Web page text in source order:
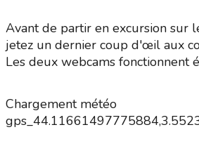
Avant de partir en excursion sur
jetez un dernier coup d'œil aux
Les deux webcams fonctionnent
Chargement météo